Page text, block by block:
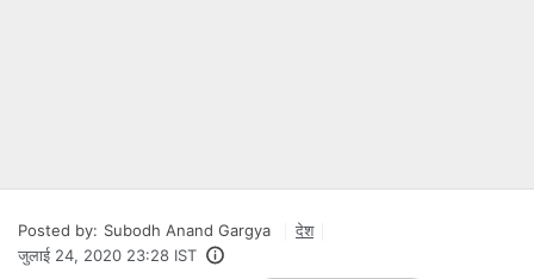
Posted by: Subodh Anand Gargya
देश
जुलाई 24, 2020 23:28 IST